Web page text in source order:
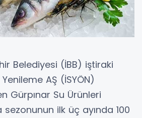
Belediyesi (İBB) iştiraki
AŞ (İSYÖN)
Gürpınar Su Ürünleri
sezonunun ilk üç ayında 100